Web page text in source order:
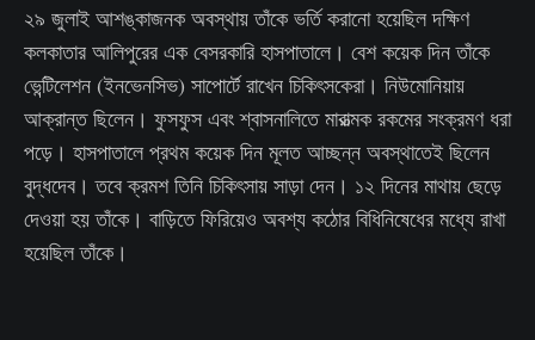
২৯ জুলাই আশঙ্কাজনক অবস্থায় তাঁকে ভর্তি করানো হয়েছিল দক্ষিণ
কলকাতার আলিপুরের এক বেসরকারি হাসপাতালে। বেশ কয়েক দিন তাঁকে
ভেন্টিলেশন (ইনভেনসিভ) সাপোর্টে রাখেন চিকিৎসকেরা। নিউমোনিয়ায়
আক্রান্ত ছিলেন। ফুসফুস এবং শ্বাসনালিতে মারাত্মক রকমের সংক্রমণ ধরা
পড়ে। হাসপাতালে প্রথম কয়েক দিন মূলত আচ্ছন্ন অবস্থাতেই ছিলেন
বুদ্ধদেব। তবে ক্রমশ তিনি চিকিৎসায় সাড়া দেন। ১২ দিনের মাথায় ছেড়ে
দেওয়া হয় তাঁকে। বাড়িতে ফিরিয়েও অবশ্য কঠোর বিধিনিষেধের মধ্যে রাখা
হয়েছিল তাঁকে।